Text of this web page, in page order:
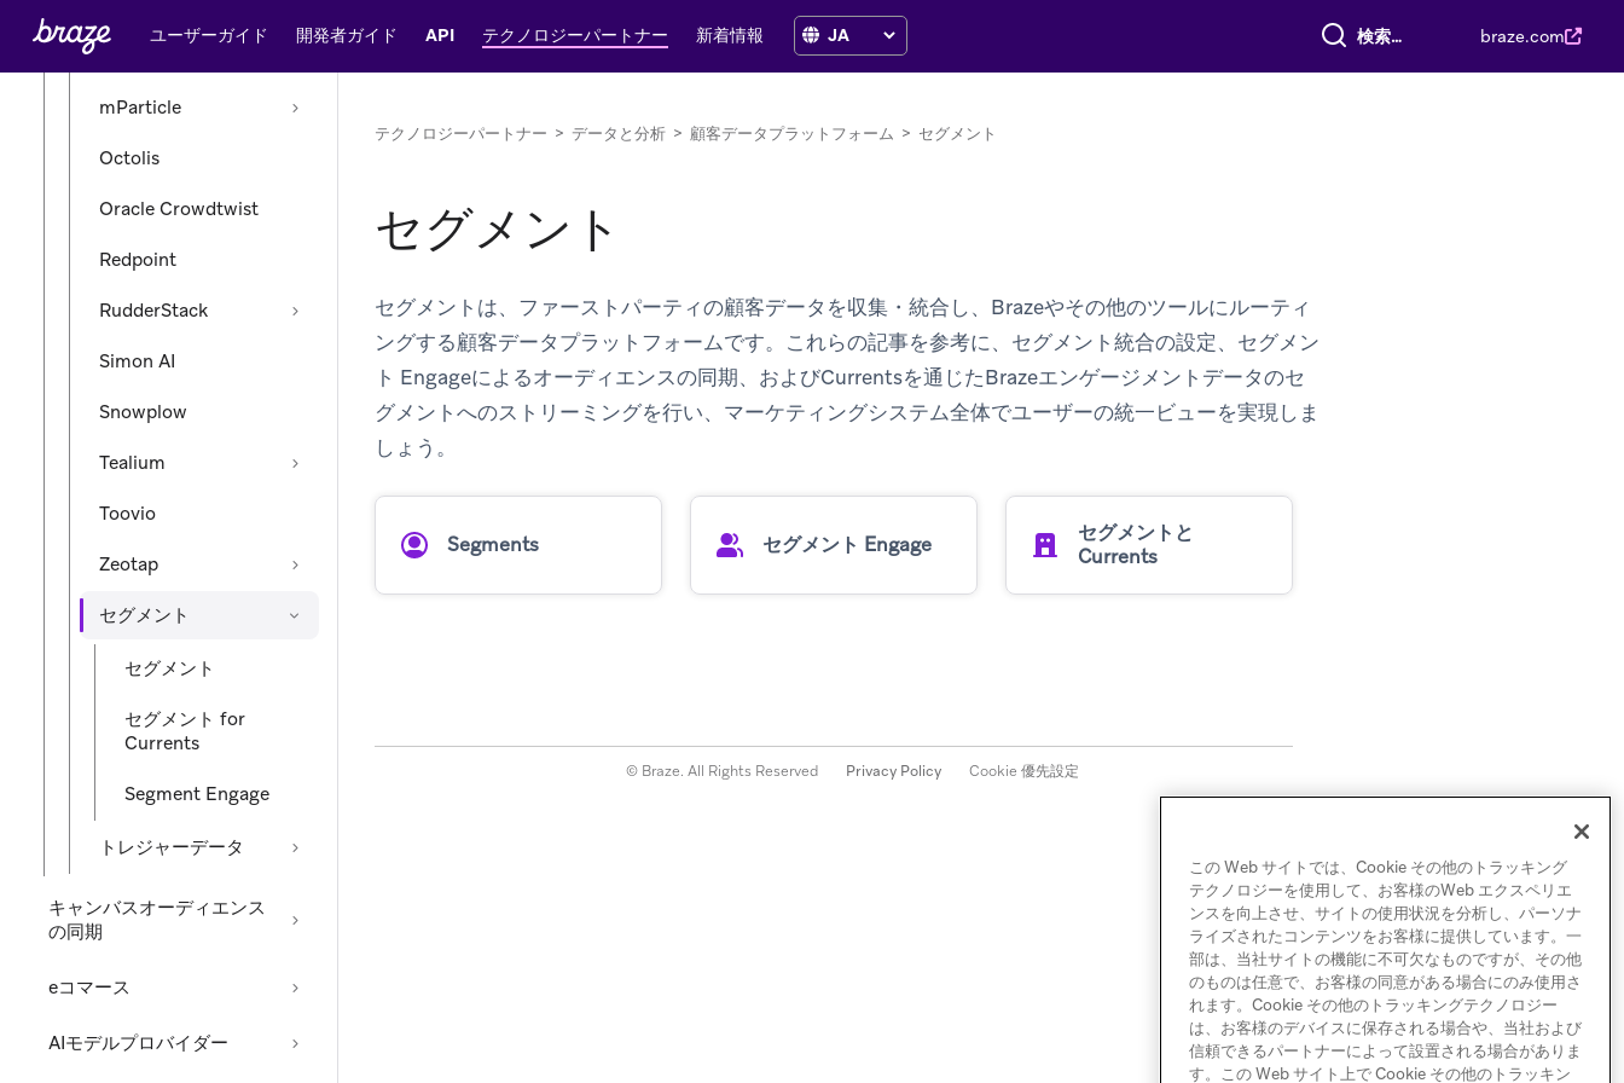
ユーザーガイド 開発者ガイド API テクノロジーパートナー 新着情報 すべて検索 braze.com
mParticle
Octolis
Oracle Crowdtwist
Redpoint
RudderStack
Simon AI
Snowplow
Tealium
Toovio
Zeotap
セグメント
セグメント
セグメント for
Currents
Segment Engage
トレジャーデータ
キャンバスオーディエンス
の同期
eコマース
AIモデルプロバイダー
テクノロジーパートナー > データと分析 > 顧客データプラットフォーム > セグメント
セグメント
セグメントは、ファーストパーティの顧客データを収集・統合し、Brazeやその他のツールにルーティ
ングする顧客データプラットフォームです。これらの記事を参考に、セグメント統合の設定、セグメン
ト Engageによるオーディエンスの同期、およびCurrentsを通じたBrazeエンゲージメントデータのセ
グメントへのストリーミングを行い、マーケティングシステム全体でユーザーの統一ビューを実現しま
しょう。
Segments セグメント Engage
セグメントと
Currents
© Braze. All Rights Reserved Privacy Policy Cookie 優先設定
この Web サイトでは、Cookie その他のトラッキング
テクノロジーを使用して、お客様のWeb エクスペリエ
ンスを向上させ、サイトの使用状況を分析し、パーソナ
ライズされたコンテンツをお客様に提供しています。一
部は、当社サイトの機能に不可欠なものですが、その他
のものは任意で、お客様の同意がある場合にのみ使用さ
れます。Cookie その他のトラッキングテクノロジー
は、お客様のデバイスに保存される場合や、当社および
信頼できるパートナーによって設置される場合がありま
す。この Web サイト上で Cookie その他のトラッキン